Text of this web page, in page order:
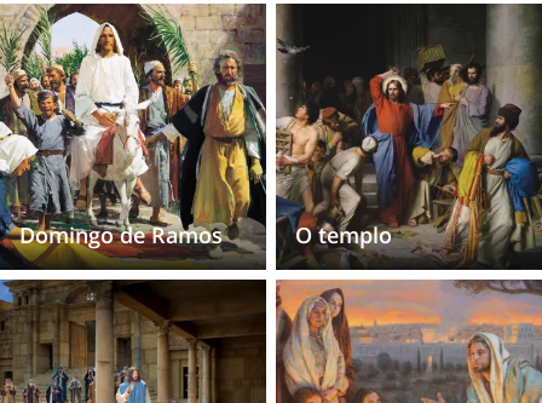
Domingo de Ramos O templo